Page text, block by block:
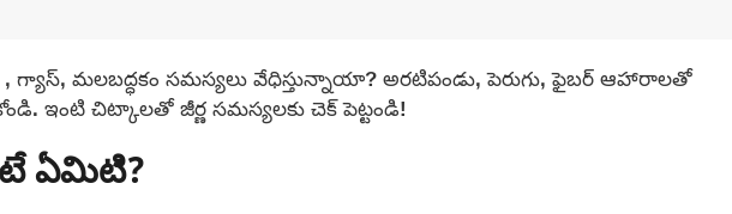
, గ్యాస్, మలబద్ధకం సమస్యలు వేధిస్తున్నాయా? అరటిపండు, పెరుగు, ఫైబర్ ఆహారాలతో
ఇంటి చిట్కాలతో జీర్ణ సమస్యలకు చెక్ పెట్టండి!
ఏమిటి?